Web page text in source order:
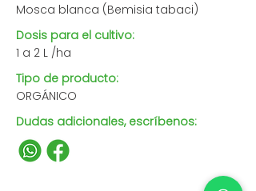
Mosca blanca (Bemisia tabaci)
Dosis para el cultivo:
1 a 2 L /ha
Tipo de producto:
ORGÁNICO
Dudas adicionales, escríbenos: